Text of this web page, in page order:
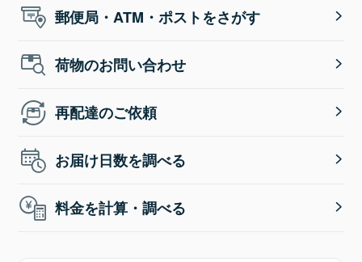
郵便局・ATM・ポストをさがす
荷物のお問い合わせ
再配達のご依頼
お届け日数を調べる
料金を計算・調べる